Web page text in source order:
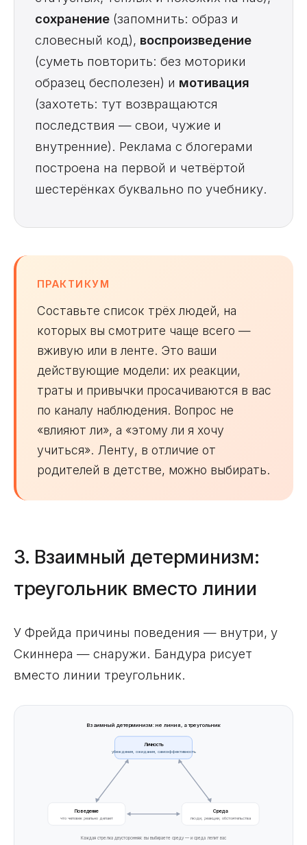
сохранение (запомнить: образ и
словесный код), воспроизведение
(суметь повторить: без моторики
образец бесполезен) и мотивация
(захотеть: тут возвращаются
последствия — свои, чужие и
внутренние). Реклама с блогерами
построена на первой и четвёртой
шестерёнках буквально по учебнику.
ПРАКТИКУМ
Составьте список трёх людей, на
которых вы смотрите чаще всего —
вживую или в ленте. Это ваши
действующие модели: их реакции,
траты и привычки просачиваются в вас
по каналу наблюдения. Вопрос не
«влияют ли», а «этому ли я хочу
учиться». Ленту, в отличие от
родителей в детстве, можно выбирать.
3. Взаимный детерминизм:
треугольник вместо линии
У Фрейда причины поведения — внутри, у
Скиннера — снаружи. Бандура рисует
вместо линии треугольник.
Взаимный детерминизм: не линия, а треугольник
Личность
убеждения, ожидания, самоэффективность
Поведение
что человек реально делает
Среда
люди, реакции, обстоятельства
Каждая стрелка двусторонняя: вы выбираете среду — и среда лепит вас